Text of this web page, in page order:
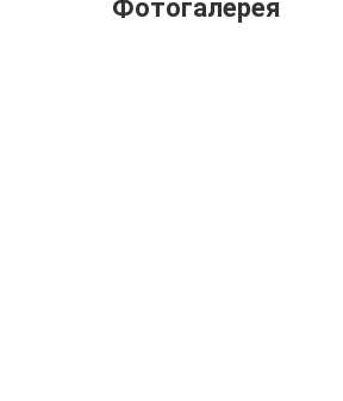
Фотогалерея